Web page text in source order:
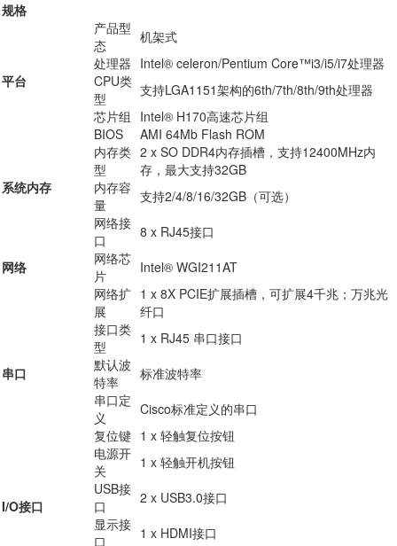
规格
平台
产品型
态
机架式
处理器 Intel® celeron/Pentium Core™i3/i5/i7处理器
CPU类
型
支持LGA1151架构的6th/7th/8th/9th处理器
芯片组
Intel® H170高速芯片组
BIOS
AMI 64Mb Flash ROM
系统内存
内存类
型
2 x SO DDR4内存插槽，支持12400MHz内
存，最大支持32GB
内存容
量
支持2/4/8/16/32GB（可选）
网络
网络接
口
8 x RJ45接口
网络芯
片
Intel® WGI211AT
网络扩
展
1 x 8X PCIE扩展插槽，可扩展4千兆；万兆光
纤口
串口
接口类
型
1 x RJ45 串口接口
默认波
特率
标准波特率
串口定
义
Cisco标准定义的串口
I/O接口
复位键 1 x 轻触复位按钮
电源开
关
1 x 轻触开机按钮
USB接
口
2 x USB3.0接口
显示接
口
1 x HDMI接口